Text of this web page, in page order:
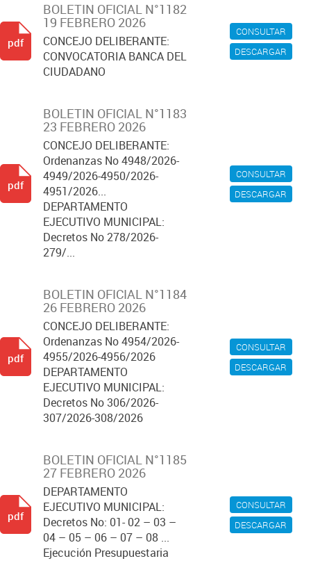
CONSULTAR
DESCARGAR
BOLETIN OFICIAL N°1182
19 FEBRERO 2026
CONCEJO DELIBERANTE:
CONVOCATORIA BANCA DEL
CIUDADANO
pdf
CONSULTAR
DESCARGAR
BOLETIN OFICIAL N°1183
23 FEBRERO 2026
CONCEJO DELIBERANTE:
Ordenanzas No 4948/2026-
4949/2026-4950/2026-
4951/2026...
DEPARTAMENTO
EJECUTIVO MUNICIPAL:
Decretos No 278/2026-
279/...
pdf
CONSULTAR
DESCARGAR
BOLETIN OFICIAL N°1184
26 FEBRERO 2026
CONCEJO DELIBERANTE:
Ordenanzas No 4954/2026-
4955/2026-4956/2026
DEPARTAMENTO
EJECUTIVO MUNICIPAL:
Decretos No 306/2026-
307/2026-308/2026
pdf
CONSULTAR
DESCARGAR
BOLETIN OFICIAL N°1185
27 FEBRERO 2026
DEPARTAMENTO
EJECUTIVO MUNICIPAL:
Decretos No: 01- 02 – 03 –
04 – 05 – 06 – 07 – 08 ...
Ejecución Presupuestaria
pdf